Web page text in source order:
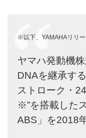
※以下、YAMAHAリリー
ヤマハ発動機
DNAを継承す
ストローク・
※”を搭載した
ABS」を2018